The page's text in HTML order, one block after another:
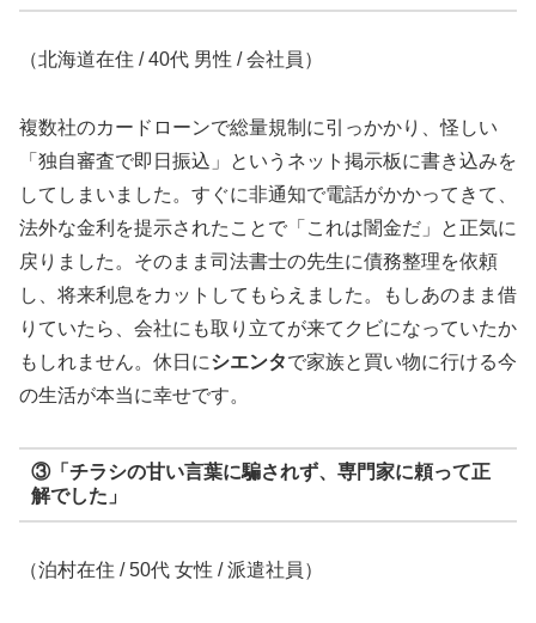
（北海道在住 / 40代 男性 / 会社員）
複数社のカードローンで総量規制に引っかかり、怪しい
「独自審査で即日振込」というネット掲示板に書き込みを
してしまいました。すぐに非通知で電話がかかってきて、
法外な金利を提示されたことで「これは闇金だ」と正気に
戻りました。そのまま司法書士の先生に債務整理を依頼
し、将来利息をカットしてもらえました。もしあのまま借
りていたら、会社にも取り立てが来てクビになっていたか
もしれません。休日にシエンタで家族と買い物に行ける今
の生活が本当に幸せです。
③「チラシの甘い言葉に騙されず、専門家に頼って正
解でした」
（泊村在住 / 50代 女性 / 派遣社員）